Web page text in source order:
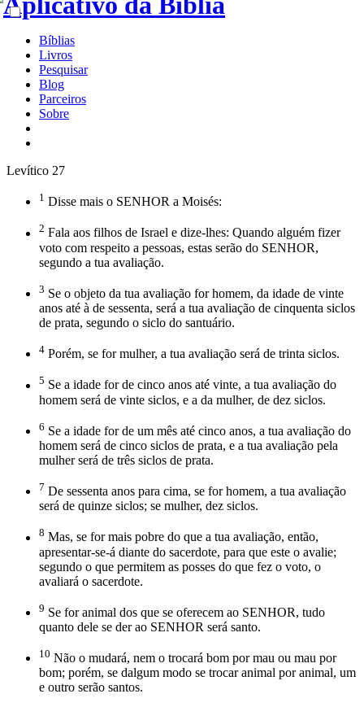
Bíblias
Livros
Pesquisar
Blog
Parceiros
Sobre
Levítico 27
1 Disse mais o SENHOR a Moisés:
2 Fala aos filhos de Israel e dize-lhes: Quando alguém fizer
voto com respeito a pessoas, estas serão do SENHOR,
segundo a tua avaliação.
3 Se o objeto da tua avaliação for homem, da idade de vinte
anos até à de sessenta, será a tua avaliação de cinquenta siclos
de prata, segundo o siclo do santuário.
4 Porém, se for mulher, a tua avaliação será de trinta siclos.
5 Se a idade for de cinco anos até vinte, a tua avaliação do
homem será de vinte siclos, e a da mulher, de dez siclos.
6 Se a idade for de um mês até cinco anos, a tua avaliação do
homem será de cinco siclos de prata, e a tua avaliação pela
mulher será de três siclos de prata.
7 De sessenta anos para cima, se for homem, a tua avaliação
será de quinze siclos; se mulher, dez siclos.
8 Mas, se for mais pobre do que a tua avaliação, então,
apresentar-se-á diante do sacerdote, para que este o avalie;
segundo o que permitem as posses do que fez o voto, o
avaliará o sacerdote.
9 Se for animal dos que se oferecem ao SENHOR, tudo
quanto dele se der ao SENHOR será santo.
10 Não o mudará, nem o trocará bom por mau ou mau por
bom; porém, se dalgum modo se trocar animal por animal, um
e outro serão santos.